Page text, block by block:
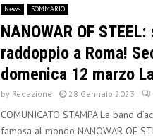
News SOMMARIO
NANOWAR OF
raddoppio a Roma!
domenica 12 marzo
by Redazione 28 Gennaio 2023
COMUNICATO STAMPA La band
famosa al mondo NANOWAR OF